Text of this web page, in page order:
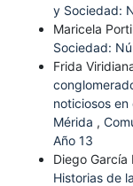
y Sociedad:
Maricela
Sociedad:
Frida
noticiosos
Mérida ,
Año 13
Diego García
Historias de